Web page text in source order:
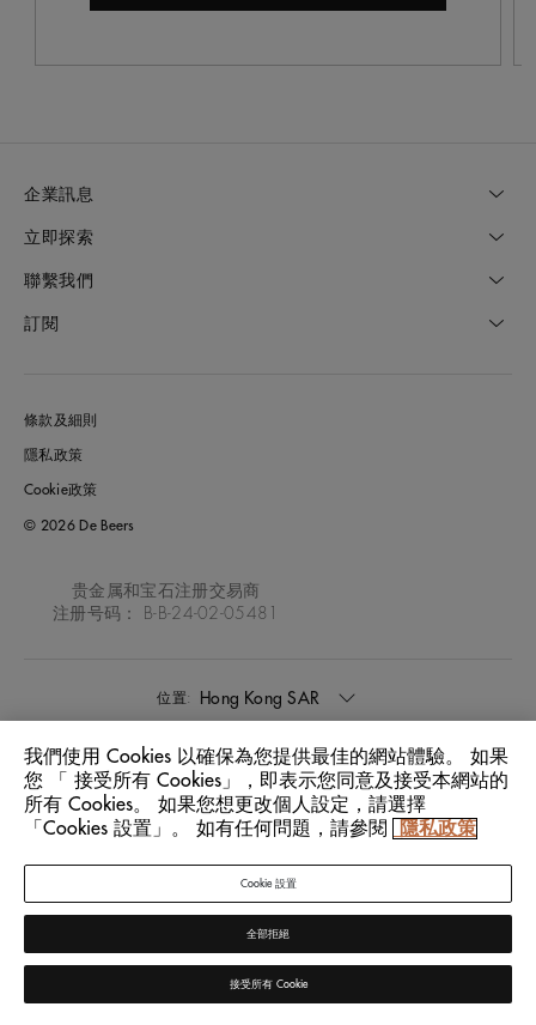
企業訊息
立即探索
聯繫我們
訂閱
條款及細則
隱私政策
Cookie政策
© 2026 De Beers
贵金属和宝石注册交易商
注册号码： B-B-24-02-05481
位置: Hong Kong SAR
語言: 中文
我們使用 Cookies 以確保為您提供最佳的網站體驗。 如果
您 「 接受所有 Cookies」，即表示您同意及接受本網站的
所有 Cookies。 如果您想更改個人設定，請選擇
「Cookies 設置」。 如有任何問題，請參閱
隱私政策
Cookie 設置
全部拒絕
接受所有 Cookie